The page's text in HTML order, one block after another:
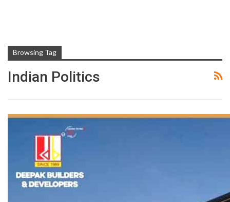
Browsing Tag
Indian Politics